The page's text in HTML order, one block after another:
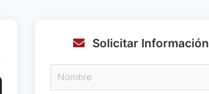
Solicitar Información